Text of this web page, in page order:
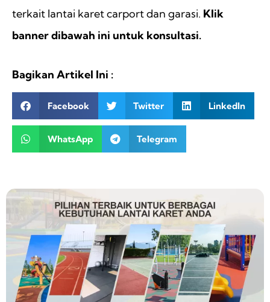
terkait lantai karet carport dan garasi. Klik
banner dibawah ini untuk konsultasi.
Bagikan Artikel Ini :
Facebook Twitter LinkedIn
WhatsApp Telegram